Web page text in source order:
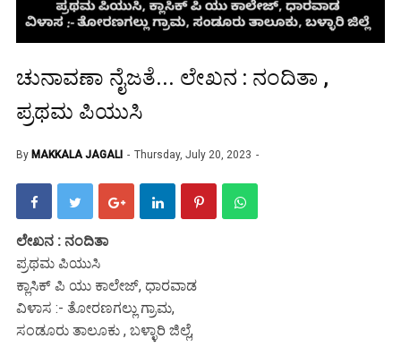
ಚುನಾವಣಾ ನೈಜತೆ... ಲೇಖನ : ನಂದಿತಾ ,
ಪ್ರಥಮ ಪಿಯುಸಿ
By MAKKALA JAGALI Thursday, July 20, 2023
ಲೇಖನ : ನಂದಿತಾ
ಪ್ರಥಮ ಪಿಯುಸಿ
ಕ್ಲಾಸಿಕ್ ಪಿ ಯು ಕಾಲೇಜ್, ಧಾರವಾಡ
ವಿಳಾಸ :- ತೋರಣಗಲ್ಲು ಗ್ರಾಮ,
ಸಂಡೂರು ತಾಲೂಕು , ಬಳ್ಳಾರಿ ಜಿಲ್ಲೆ,